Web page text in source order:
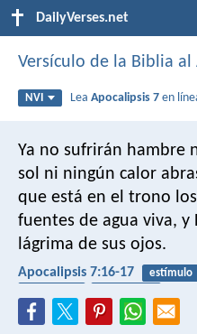
DailyVerses.net
Versículo de la Biblia al
NVI LeaApocalipsis 7 en
Ya no sufrirán hambre
sol ni ningún calor
que está en el trono
fuentes de agua viva, y
lágrima de sus ojos.
Apocalipsis 7:16-17 estímulo